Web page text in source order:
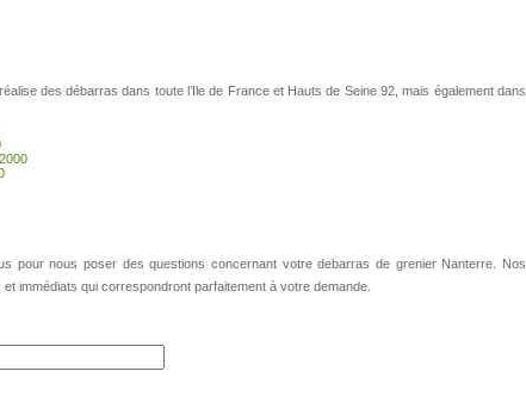
des débarras dans toute l’Ile de France et Hauts de Seine 92, mais également dans
pour nous poser des questions concernant votredebarras de grenier Nanterre . Nos
immédiats qui correspondront parfaitement à votre demande.